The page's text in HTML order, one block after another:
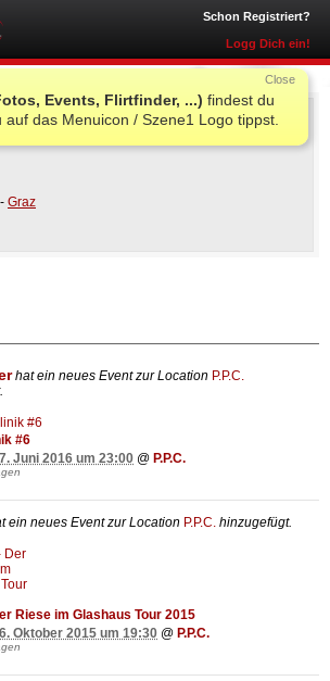
Schon Registriert?
Logg Dich ein!
Events, Flirtfinder, ...) findest du
auf das Menuicon / Szene1 Logo tippst.
Close
- Graz
hat ein neues Event zur Location P.P.C.
#6
Juni 2016 um 23:00 @ P.P.C.
ein neues Event zur Location P.P.C. hinzugefügt.
Riese im Glashaus Tour 2015
Oktober 2015 um 19:30 @ P.P.C.